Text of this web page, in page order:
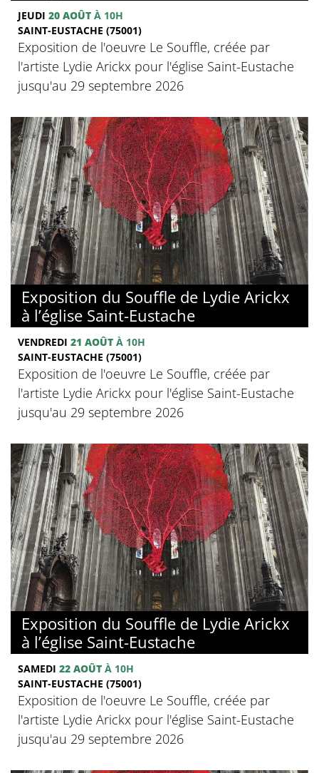
JEUDI 20 AOÛT À 10H
SAINT-EUSTACHE (75001)
Exposition de l'oeuvre Le Souffle, créée par
l'artiste Lydie Arickx pour l'église Saint-Eustache
jusqu'au 29 septembre 2026
Exposition du Souffle de Lydie Arickx
à l’église Saint-Eustache
VENDREDI 21 AOÛT À 10H
SAINT-EUSTACHE (75001)
Exposition de l'oeuvre Le Souffle, créée par
l'artiste Lydie Arickx pour l'église Saint-Eustache
jusqu'au 29 septembre 2026
Exposition du Souffle de Lydie Arickx
à l’église Saint-Eustache
SAMEDI 22 AOÛT À 10H
SAINT-EUSTACHE (75001)
Exposition de l'oeuvre Le Souffle, créée par
l'artiste Lydie Arickx pour l'église Saint-Eustache
jusqu'au 29 septembre 2026